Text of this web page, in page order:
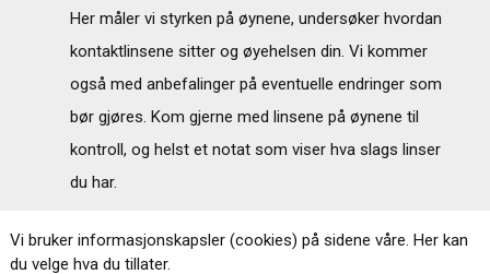
Her måler vi styrken på øynene, undersøker hvordan
kontaktlinsene sitter og øyehelsen din. Vi kommer
også med anbefalinger på eventuelle endringer som
bør gjøres. Kom gjerne med linsene på øynene til
kontroll, og helst et notat som viser hva slags linser
du har.
Trykkmåling og netthinneundersøkelse med OCT
(690kr)
Vi bruker informasjonskapsler (cookies) på sidene våre. Her kan
du velge hva du tillater.